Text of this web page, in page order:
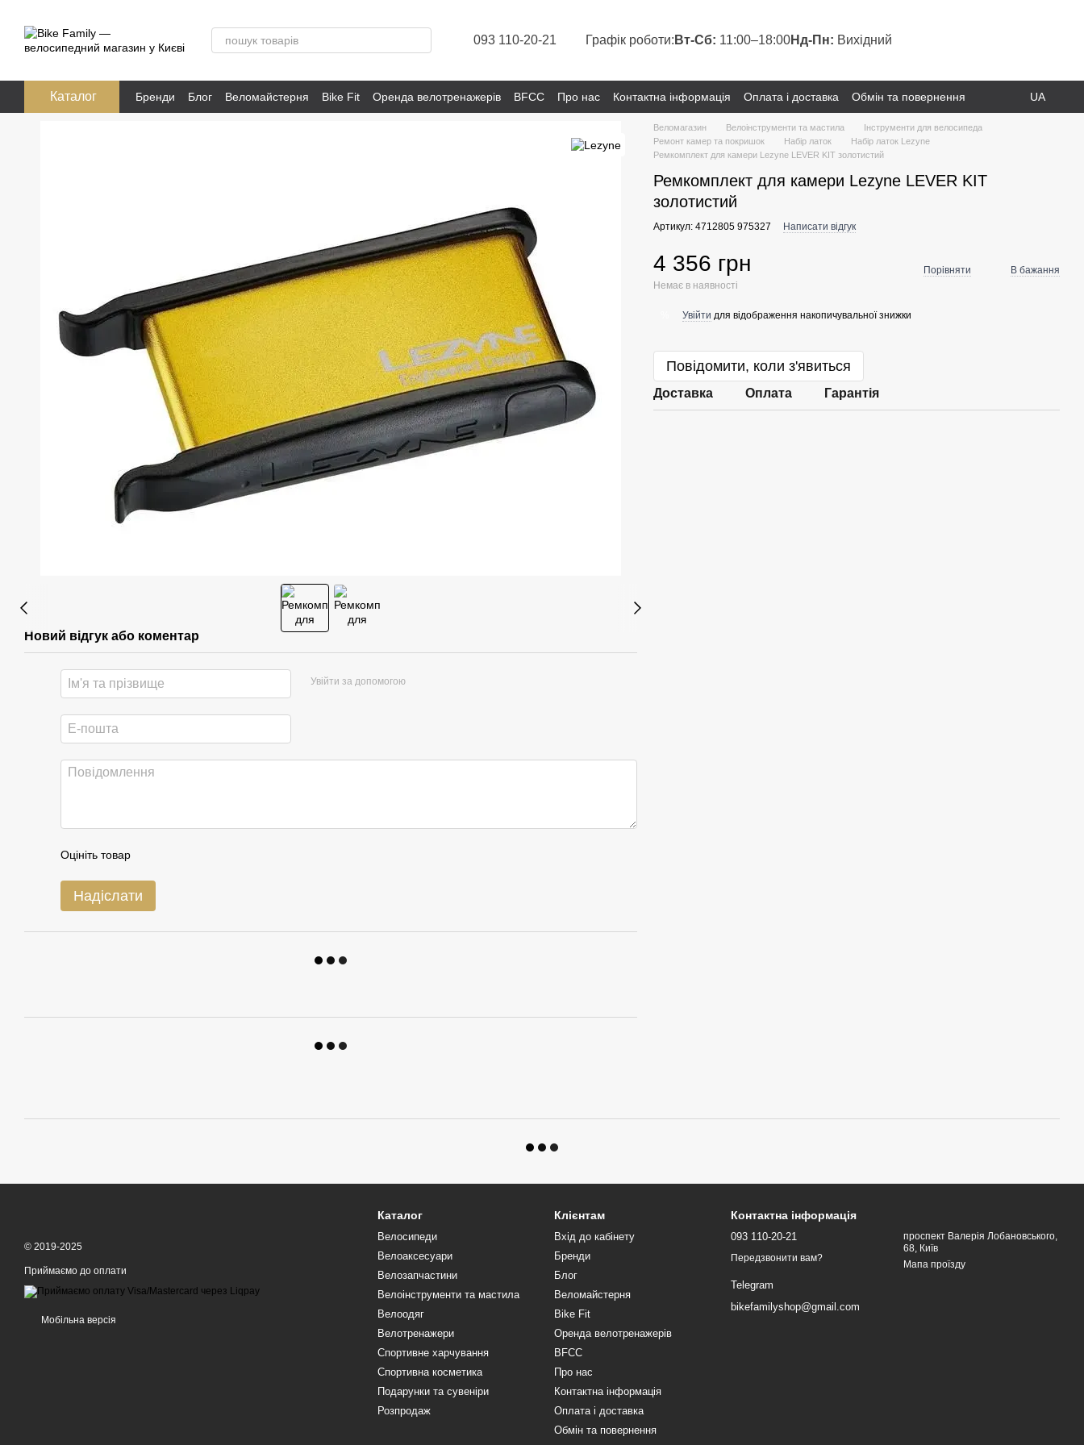
093 110-20-21 Графік роботи: Вт-Сб: 11:00–18:00Нд-Пн: Вихідний
Каталог Бренди Блог Веломайстерня Bike Fit Оренда велотренажерів BFCC Про нас Контактна інформація Оплата і доставка
Обмін та повернення
Розпродаж
Публічна оферта
UA
Новий відгук або коментар
Увійти за допомогою
Оцініть товар
Надіслати
Веломагазин Велоінструменти та мастила
Інструменти для велосипеда
Ремонт камер та покришок
Набір латок
Набір латок Lezyne
Ремкомплект для камери Lezyne LEVER KIT золотистий
Ремкомплект для камери Lezyne LEVER KIT
золотистий
Артикул: 4712805 975327 Написати відгук
4 356 грн
Немає в наявності
Порівняти В бажання
Увійти для відображення накопичувальної знижки
Повідомити, коли з'явиться
Доставка Оплата Гарантія
© 2019-2025
Приймаємо до оплати
Мобільна версія
Каталог
Велосипеди
Велоаксесуари
Велозапчастини
Велоінструменти та мастила
Велоодяг
Велотренажери
Спортивне харчування
Спортивна косметика
Подарунки та сувеніри
Розпродаж
Клієнтам
Вхід до кабінету
Бренди
Блог
Веломайстерня
Bike Fit
Оренда велотренажерів
BFCC
Про нас
Контактна інформація
Оплата і доставка
Обмін та повернення
Контактна інформація
093 110-20-21
Передзвонити вам?
Telegram
bikefamilyshop@gmail.com
проспект Валерія Лобановського,
68, Київ
Мапа проїзду